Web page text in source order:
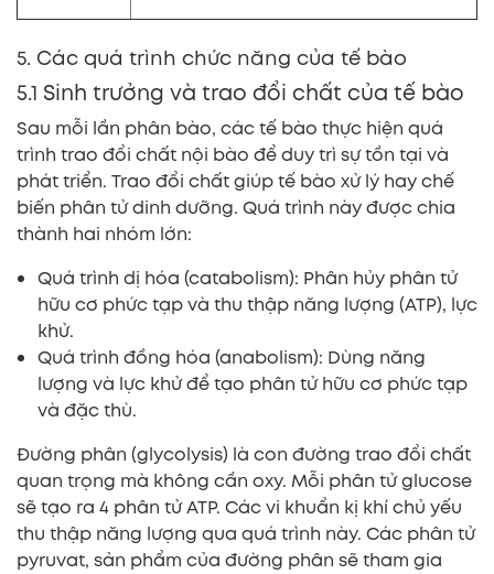
5. Các quá trình chức năng của tế bào
5.1 Sinh trưởng và trao đổi chất của tế bào
Sau mỗi lần phân bào, các tế bào thực hiện quá
trình trao đổi chất nội bào để duy trì sự tồn tại và
phát triển. Trao đổi chất giúp tế bào xử lý hay chế
biến phân tử dinh dưỡng. Quá trình này được chia
thành hai nhóm lớn:
Quá trình dị hóa (catabolism): Phân hủy phân tử
hữu cơ phức tạp và thu thập năng lượng (ATP), lực
khử.
Quá trình đồng hóa (anabolism): Dùng năng
lượng và lực khử để tạo phân tử hữu cơ phức tạp
và đặc thù.
Đường phân (glycolysis) là con đường trao đổi chất
quan trọng mà không cần oxy. Mỗi phân tử glucose
sẽ tạo ra 4 phân tử ATP. Các vi khuẩn kị khí chủ yếu
thu thập năng lượng qua quá trình này. Các phân tử
pyruvat, sản phẩm của đường phân sẽ tham gia